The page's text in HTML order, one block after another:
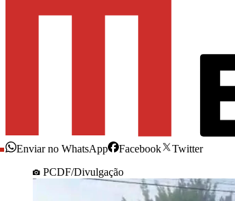
Enviar no WhatsApp Facebook
Twitter
PCDF/Divulgação